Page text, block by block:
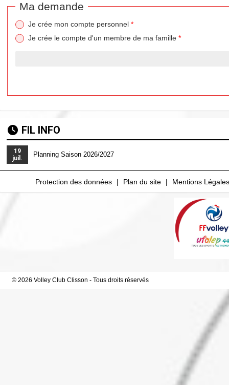
Ma demande
Je crée mon compte personnel*
Je crée le compte d'un membre de ma famille*
FIL INFO
19
juil.
Planning Saison 2026/2027
Protection des données Plan du site Mentions Légales
© 2026 Volley Club Clisson - Tous droits réservés